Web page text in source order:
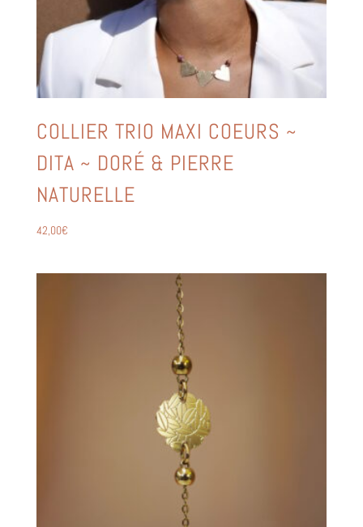
COLLIER TRIO MAXI COEURS ~
DITA ~ DORÉ & PIERRE
NATURELLE
42,00€